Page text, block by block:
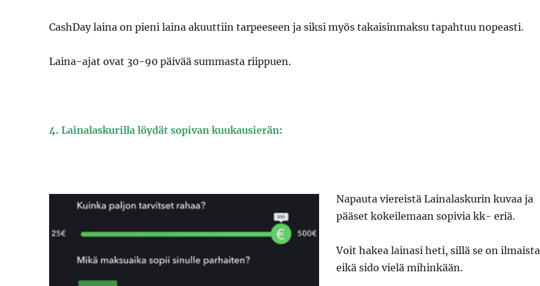
CashDay laina on pieni laina akuuttiin tarpeeseen ja siksi myös takaisinmaksu tapahtuu nopeasti.
Laina-ajat ovat 30-90 päivää summasta riippuen.
4. Lainalaskurilla löydät sopivan kuukausierän:
Napauta viereistä Lainalaskurin kuvaa ja
pääset kokeilemaan sopivia kk- eriä.
Voit hakea lainasi heti, sillä se on ilmaista
eikä sido vielä mihinkään.